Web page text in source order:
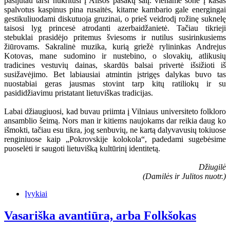
spalvotus kaspinus pina rusaitės, kitame kambario gale energingai
gestikuliuodami diskutuoja gruzinai, o prieš veidrodį rožinę suknelę
taisosi lyg princesė atrodanti azerbaidžanietė. Tačiau tikrieji
stebuklai prasidėjo pritemus šviesoms ir nutilus susirinkusiems
žiūrovams. Sakralinė muzika, kurią griežė rylininkas Andrejus
Kotovas, mane sudomino ir nustebino, o slovakių, atlikusių
tradicines vestuvių dainas, skardūs balsai privertė išsižioti iš
susižavėjimo. Bet labiausiai atmintin įstrigęs dalykas buvo tas
nuostabiai geras jausmas stovint tarp kitų ratiliokų ir su
pasididžiavimu pristatant lietuviškas tradicijas.
Labai džiaugiuosi, kad buvau priimta į Vilniaus universiteto folkloro
ansamblio šeimą. Nors man ir kitiems naujokams dar reikia daug ko
išmokti, tačiau esu tikra, jog senbuvių, ne kartą dalyvavusių tokiuose
renginiuose kaip „Pokrovskije kolokola“, padedami sugebėsime
puoselėti ir saugoti lietuvišką kultūrinį identitetą.
Džiugilė
(Damilės ir Julitos nuotr.)
Įvykiai
Vasariška avantiūra, arba Folkšokas